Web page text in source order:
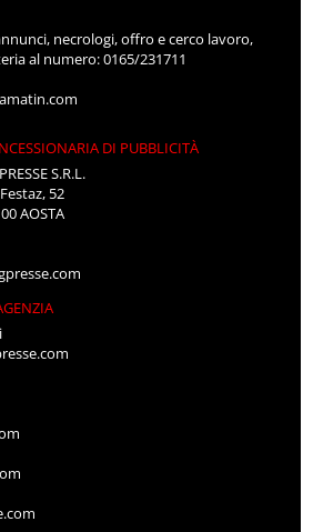
necrologi, offro e cerco lavoro,
al numero: 0165/231711
DI PUBBLICITÀ
S.R.L.
52
AOSTA